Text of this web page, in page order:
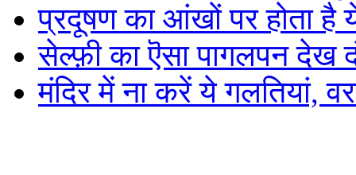
प्रदूषण का आंखों पर होता है
सेल्फ़ी का ऎसा पागलपन देख
मंदिर में ना करें ये गलतियां,